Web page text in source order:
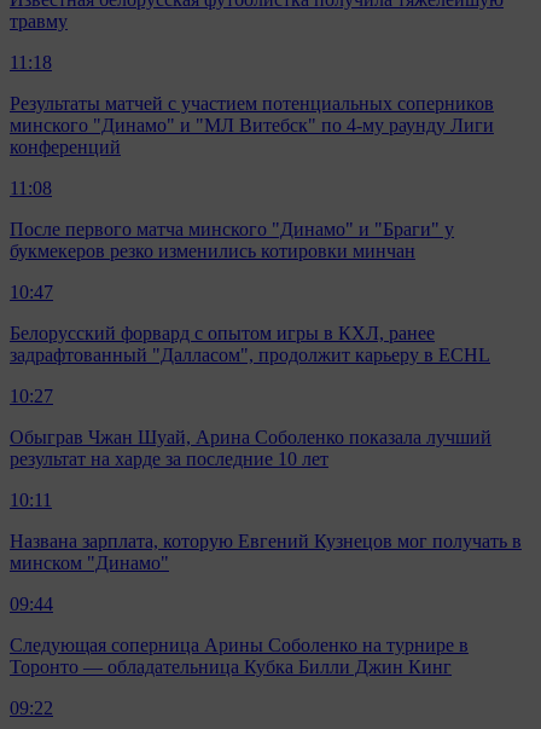
травму
11:18
Результаты матчей с участием потенциальных соперников
минского "Динамо" и "МЛ Витебск" по 4-му раунду Лиги
конференций
11:08
После первого матча минского "Динамо" и "Браги" у
букмекеров резко изменились котировки минчан
10:47
Белорусский форвард с опытом игры в КХЛ, ранее
задрафтованный "Далласом", продолжит карьеру в ECHL
10:27
Обыграв Чжан Шуай, Арина Соболенко показала лучший
результат на харде за последние 10 лет
10:11
Названа зарплата, которую Евгений Кузнецов мог получать в
минском "Динамо"
09:44
Следующая соперница Арины Соболенко на турнире в
Торонто — обладательница Кубка Билли Джин Кинг
09:22